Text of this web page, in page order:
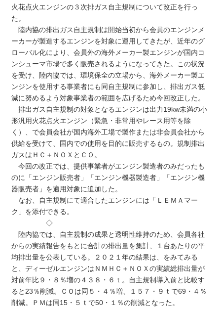
火花点火エンジンの３次排ガス自主規制について改正を行っ
た。
陸内協の排出ガス自主規制は開始当初から会員のエンジンメ
ーカーが製造するエンジンを対象に運用してきたが、近年のグ
ローバル化により、会員外の海外メーカー製エンジンが国内コ
ンシューマ市場で多く販売されるようになってきた。この状況
を受け、陸内協では、環境保全の立場から、海外メーカー製エ
ンジンを使用する事業者にも同自主規制に参加し、排出ガス低
減に努めるよう対象事業者の範囲を広げるため今回改正した。
排出ガス自主規制の対象となるエンジンは出力19‌kw未満の小
形汎用火花点火エンジン（緊急・非常用やレース用等を除
く）、で会員会社が国内海外工場で製作または非会員会社から
供給を受けて、国内での使用を目的に販売するもの。規制排出
ガスはＨＣ＋ＮＯＸとＣＯ。
今回の改正では、提供事業者がエンジン製造者のみだったも
のに「エンジン販売者」「エンジン機器製造者」「エンジン機
器販売者」を適用対象に追加した。
なお、自主規制にて適合したエンジンには「ＬＥＭＡマー
ク」を添付できる。
◇
陸内協では、自主規制の成果と透明性維持のため、会員各社
からの実績報告をもとに合計の排出量を集計、１台あたりの平
均排出量を公表している。２０２１年の結果は、をみてみる
と、ディーゼルエンジンはＮＭＨＣ＋ＮＯＸの実績総排出量が
対前年比９・８％増の４３８・６ｔ。自主規制導入前と比較す
ると23％削減。ＣＯは同５・４％増、１５７・９ｔで69・４％
削減。ＰＭは同15・５ｔで50・１％の削減となった。